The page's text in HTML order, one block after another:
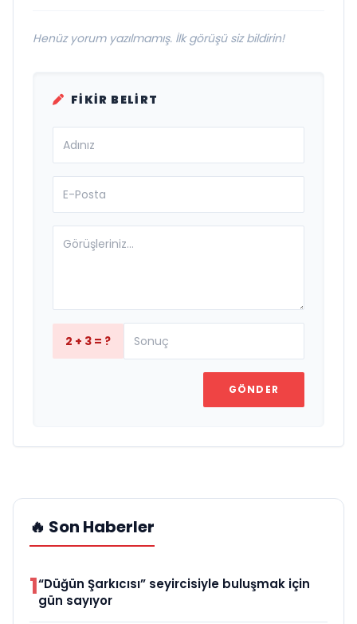
Henüz yorum yazılmamış. İlk görüşü siz bildirin!
FIKIR BELIRT
2 + 3 = ?
GÖNDER
🔥 Son Haberler
1“Düğün Şarkıcısı” seyircisiyle buluşmak için
gün sayıyor